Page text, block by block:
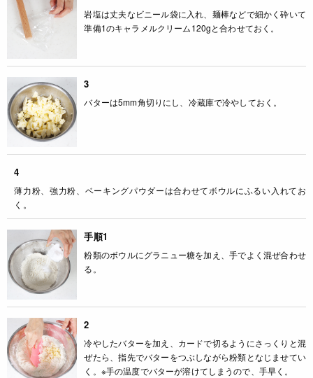
岩塩は丈夫なビニール袋に入れ、麺棒などで細かく砕いて
準備1のキャラメルクリーム120gと合わせておく。
3
バターは5mm角切りにし、冷蔵庫で冷やしておく。
4
薄力粉、強力粉、ベーキングパウダーは合わせてボウルにふるい入れてお
く。
手順1
粉類のボウルにグラニュー糖を加え、手でよく混ぜ合わせ
る。
2
冷やしたバターを加え、カードで切るようにさっくりと混
ぜたら、指先でバターをつぶしながら粉類となじませてい
く。※手の温度でバターが溶けてしまうので、手早く。